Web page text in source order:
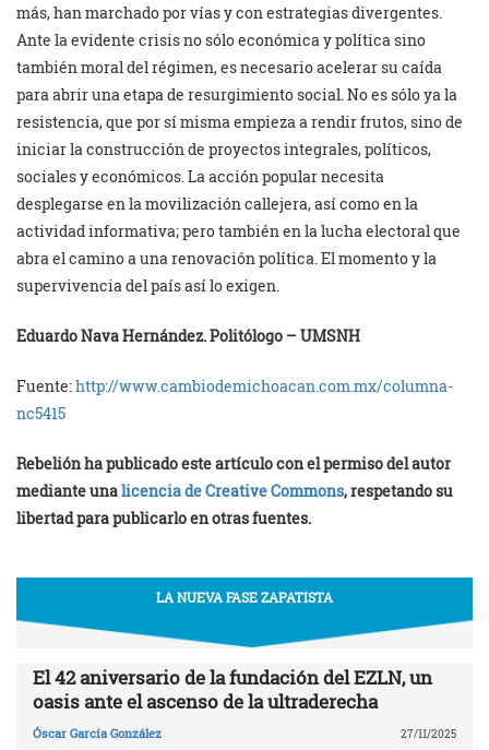
más, han marchado por vías y con estrategias divergentes.
Ante la evidente crisis no sólo económica y política sino
también moral del régimen, es necesario acelerar su caída
para abrir una etapa de resurgimiento social. No es sólo ya la
resistencia, que por sí misma empieza a rendir frutos, sino de
iniciar la construcción de proyectos integrales, políticos,
sociales y económicos. La acción popular necesita
desplegarse en la movilización callejera, así como en la
actividad informativa; pero también en la lucha electoral que
abra el camino a una renovación política. El momento y la
supervivencia del país así lo exigen.
Eduardo Nava Hernández. Politólogo – UMSNH
Fuente:http://www.cambiodemichoacan.com.mx/columna-
nc5415
Rebelión ha publicado este artículo con el permiso del autor
mediante unalicencia de Creative Commons, respetando su
libertad para publicarlo en otras fuentes.
LA NUEVA FASE ZAPATISTA
El 42 aniversario de la fundación del EZLN, un
oasis ante el ascenso de la ultraderecha
Óscar García González 27/11/2025